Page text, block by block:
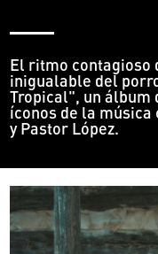
El ritmo contagioso
inigualable del
Tropical", un álbum
íconos de la
y Pastor López.